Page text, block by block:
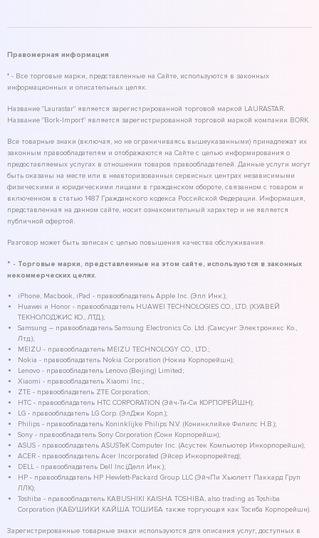
Правомерная информация
* - Все торговые марки, представленные на Сайте, используются в законных
информационных и описательных целях.
Название "Laurastar" является зарегистрированной торговой маркой LAURASTAR.
Название "Bork-Import" является зарегистрированной торговой маркой компании BORK.
Все товарные знаки (включая, но не ограничиваясь вышеуказанными) принадлежат их
законным правообладателям и отображаются на Сайте с целью информирования о
предоставляемых услугах в отношении товаров правообладателей. Данные услуги могут
быть оказаны на месте или в неавторизованных сервисных центрах независимыми
физическими и юридическими лицами в гражданском обороте, связанном с товаром и
включенном в статью 1487 Гражданского кодекса Российской Федерации. Информация,
представленная на данном сайте, носит ознакомительный характер и не является
публичной офертой.
Разговор может быть записан с целью повышения качества обслуживания.
* - Торговые марки, представленные на этом сайте, используются в законных
некоммерческих целях.
iPhone, Macbook, iPad - правообладатель Apple Inc. (Эпл Инк.);
Huawei и Honor - правообладатель HUAWEI TECHNOLOGIES CO., LTD. (ХУАВЕЙ
ТЕКНОЛОДЖИС КО., ЛТД.);
Samsung – правообладатель Samsung Electronics Co. Ltd. (Самсунг Электроникс Ко.,
Лтд.);
MEIZU - правообладатель MEIZU TECHNOLOGY CO., LTD.;
Nokia - правообладатель Nokia Corporation (Нокиа Корпорейшн);
Lenovo - правообладатель Lenovo (Beijing) Limited;
Xiaomi - правообладатель Xiaomi Inc.;
ZTE - правообладатель ZTE Corporation;
HTC - правообладатель HTC CORPORATION (Эйч-Ти-Си КОРПОРЕЙШН);
LG - правообладатель LG Corp. (ЭлДжи Корп.);
Philips - правообладатель Koninklijke Philips N.V. (Конинклийке Филипс Н.В.);
Sony - правообладатель Sony Corporation (Сони Корпорейшн);
ASUS - правообладатель ASUSTeK Computer Inc. (Асустек Компьютер Инкорпорейшн);
ACER - правообладатель Acer Incorporated (Эйсер Инкорпорейтед);
DELL - правообладатель Dell Inc.(Делл Инк.);
HP - правообладатель HP Hewlett-Packard Group LLC (ЭйчПи Хьюлетт Паккард Груп
ЛЛК);
Toshiba - правообладатель KABUSHIKI KAISHA TOSHIBA, also trading as Toshiba
Corporation (КАБУШИКИ КАЙША ТОШИБА также торгующая как Тосиба Корпорейшн).
Зарегистрированные товарные знаки используются для описания услуг, доступных в